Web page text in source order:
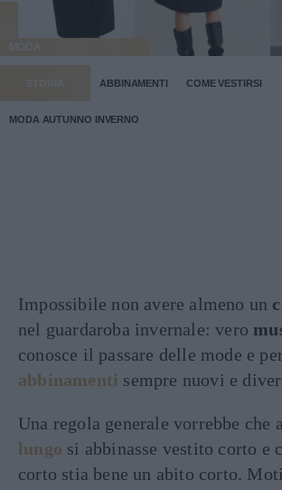
MODA
STORIA ABBINAMENTI COME VESTIRSI
MODA AUTUNNO INVERNO
Impossibile non avere almeno un
nel guardaroba invernale: vero
conosce il passare delle mode e
abbinamenti sempre nuovi e
Una regola generale vorrebbe che a
lungo si abbinasse vestito corto e
corto stia bene un abito corto.